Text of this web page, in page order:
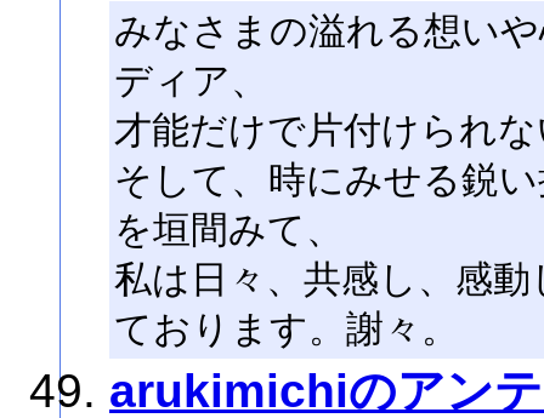
みなさまの溢れる想い
ディア、
才能だけで片付けられ
そして、時にみせる鋭
を垣間みて、
私は日々、共感し、感
ております。謝々。
arukimichiのアン